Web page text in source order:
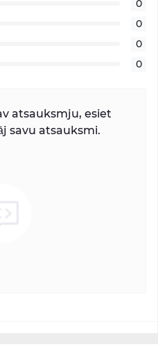
0
0
0
0
atsauksmju, esiet
savu atsauksmi.